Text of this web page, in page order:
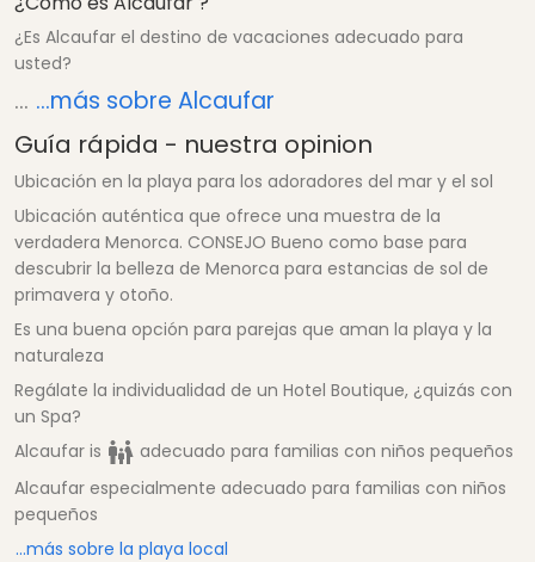
¿Es Alcaufar el destino de vacaciones adecuado para
usted?
... ...más sobre Alcaufar
Guía rápida - nuestra opinion
Ubicación en la playa para los adoradores del mar y el sol
Ubicación auténtica que ofrece una muestra de la
verdadera Menorca. CONSEJO Bueno como base para
descubrir la belleza de Menorca para estancias de sol de
primavera y otoño.
Es una buena opción para parejas que aman la playa y la
naturaleza
Regálate la individualidad de un Hotel Boutique, ¿quizás con
un Spa?
Alcaufar is
adecuado para familias con niños pequeños
Alcaufar especialmente adecuado para familias con niños
pequeños
...más sobre la playa local